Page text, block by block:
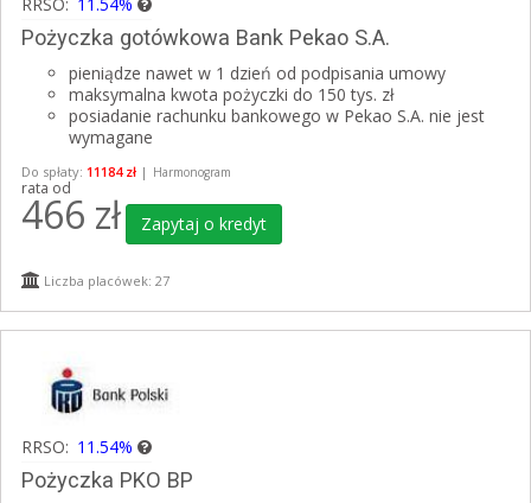
Pożyczka gotówkowa Bank Pekao S.A.
pieniądze nawet w 1 dzień od podpisania umowy
maksymalna kwota pożyczki do 150 tys. zł
posiadanie rachunku bankowego w Pekao S.A. nie jest
wymagane
Do spłaty: 11184 zł | Harmonogram
rata od
466 zł Zapytaj o kredyt
Liczba placówek: 27
RRSO: 11.54%
Pożyczka PKO BP